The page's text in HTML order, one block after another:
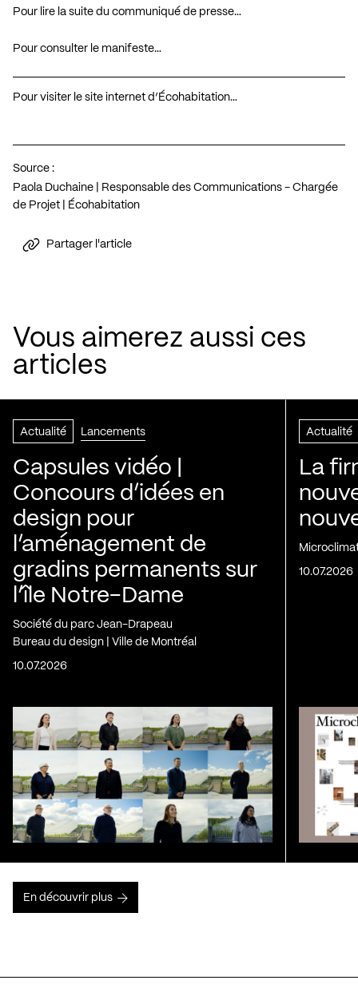
Pour lire la suite du communiqué de presse…
Pour consulter le manifeste…
Pour visiter le site internet d’Écohabitation…
Source :
Paola Duchaine | Responsable des Communications - Chargée
de Projet | Écohabitation
Partager l'article
Vous aimerez aussi ces
articles
Actualité Lancements
Capsules vidéo |
Concours d’idées en
design pour
l’aménagement de
gradins permanents sur
l’île Notre-Dame
Société du parc Jean-Drapeau
Bureau du design | Ville de Montréal
10.07.2026
Actualité
La
10.07.2026
En découvrir plus